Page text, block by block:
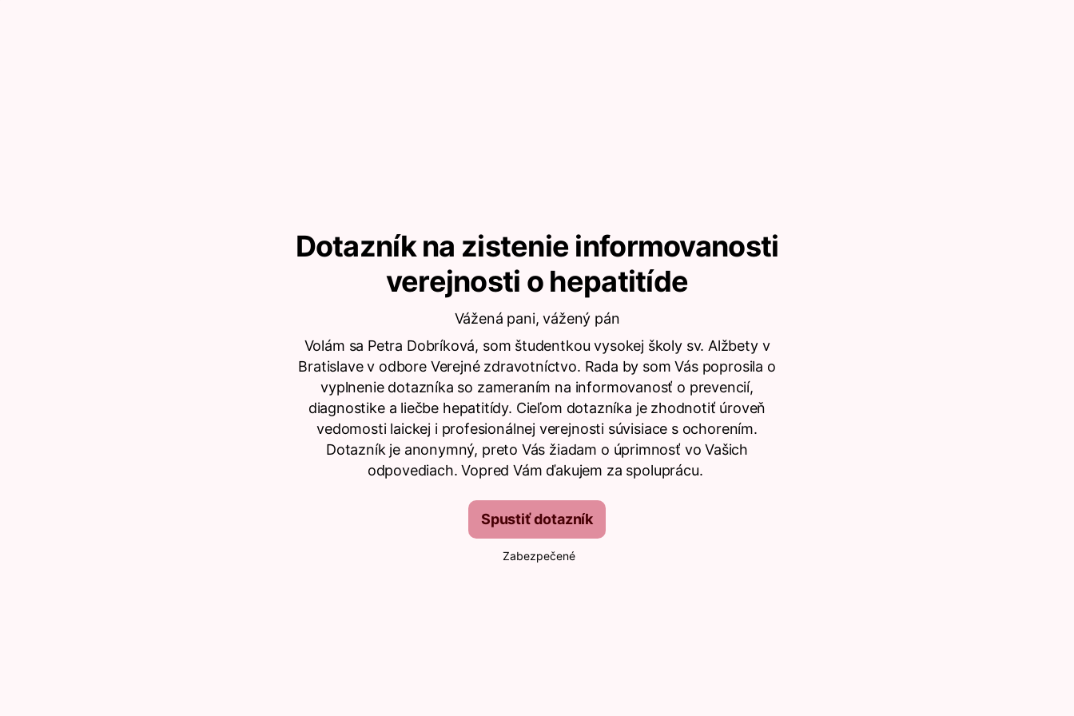
Dotazník na zistenie informovanosti
verejnosti o hepatitíde
Vážená pani, vážený pán
Volám sa Petra Dobríková, som študentkou vysokej školy sv. Alžbety v
Bratislave v odbore Verejné zdravotníctvo. Rada by som Vás poprosila o
vyplnenie dotazníka so zameraním na informovanosť o prevencií,
diagnostike a liečbe hepatitídy. Cieľom dotazníka je zhodnotiť úroveň
vedomosti laickej i profesionálnej verejnosti súvisiace s ochorením.
Dotazník je anonymný, preto Vás žiadam o úprimnosť vo Vašich
odpovediach. Vopred Vám ďakujem za spoluprácu.
Spustiť dotazník
Zabezpečené